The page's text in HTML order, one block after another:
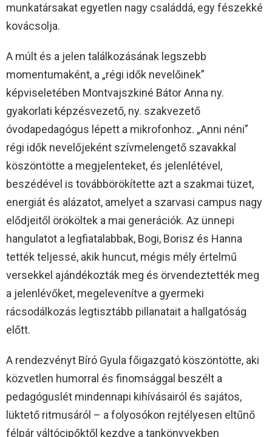
munkatársakat egyetlen nagy családdá, egy fészekké
kovácsolja.
A múlt és a jelen találkozásának legszebb
momentumaként, a „régi idők nevelőinek”
képviseletében Montvajszkiné Bátor Anna ny.
gyakorlati képzésvezető, ny. szakvezető
óvodapedagógus lépett a mikrofonhoz. „Anni néni”
régi idők nevelőjeként szívmelengető szavakkal
köszöntötte a megjelenteket, és jelenlétével,
beszédével is továbbörökítette azt a szakmai tüzet,
energiát és alázatot, amelyet a szarvasi campus nagy
elődjeitől örököltek a mai generációk. Az ünnepi
hangulatot a legfiatalabbak, Bogi, Borisz és Hanna
tették teljessé, akik huncut, mégis mély értelmű
versekkel ajándékozták meg és örvendeztették meg
a jelenlévőket, megelevenítve a gyermeki
rácsodálkozás legtisztább pillanatait a hallgatóság
előtt.
A rendezvényt Bíró Gyula főigazgató köszöntötte, aki
közvetlen humorral és finomsággal beszélt a
pedagóguslét mindennapi kihívásairól és sajátos,
lüktető ritmusáról – a folyosókon rejtélyesen eltűnő
félpár váltócipőktől kezdve a tankönyvekben